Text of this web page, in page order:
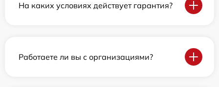
На каких условиях действует гарантия?
Работаете ли вы с организациями?